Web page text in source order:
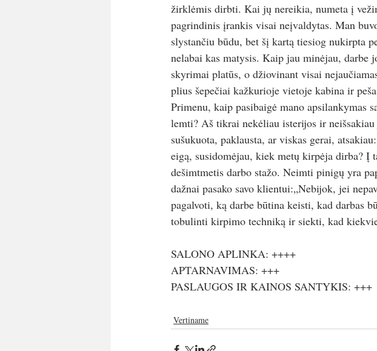
žirklėmis dirbti. Kai jų nereikia, numeta į
pagrindinis įrankis visai neįvaldytas. Man
slystančiu būdu, bet šį kartą tiesiog nukirpta
nelabai kas matysis. Kaip jau minėjau, darbe
skyrimai platūs, o džiovinant visai
plius šepečiai kažkurioje vietoje kabina ir
Primenu, kaip pasibaigė mano apsilankymas
lemti? Aš tikrai nekėliau isterijos ir
sušukuota, paklausta, ar viskas gerai,
eigą, susidomėjau, kiek metų kirpėja dirba? Į
dešimtmetis darbo stažo. Neimti pinigų yra
dažnai pasako savo klientui:„Nebijok, jei
pagalvoti, ką darbe būtina keisti, kad darbas
tobulinti kirpimo techniką ir siekti, kad
SALONO APLINKA: ++++
APTARNAVIMAS: +++
PASLAUGOS IR KAINOS SANTYKIS: +++
Vertiname